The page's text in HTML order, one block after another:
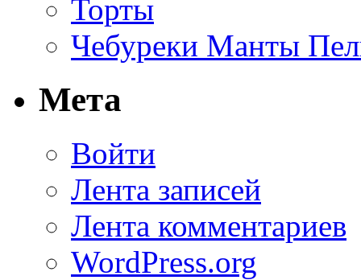
Торты
Чебуреки Манты
Мета
Войти
Лента записей
Лента комментариев
WordPress.org